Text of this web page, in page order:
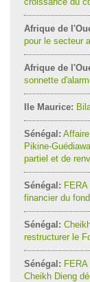
Afrique de
pour le secteur
Afrique de
sonnette
Ile Maurice:
Sénégal:
Pikine-
partiel et de
Sénégal:
financier du
Sénégal:
restructurer le
Sénégal:
Cheikh Dieng